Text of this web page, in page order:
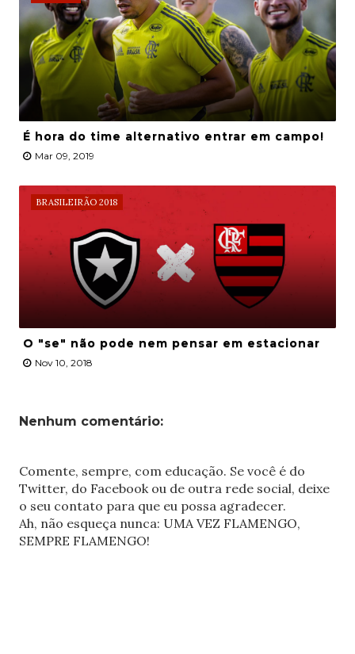
É hora do time alternativo entrar em campo!
Mar 09, 2019
BRASILEIRÃO 2018
O "se" não pode nem pensar em estacionar
Nov 10, 2018
Nenhum comentário:
Comente, sempre, com educação. Se você é do
Twitter, do Facebook ou de outra rede social, deixe
o seu contato para que eu possa agradecer.
Ah, não esqueça nunca: UMA VEZ FLAMENGO,
SEMPRE FLAMENGO!